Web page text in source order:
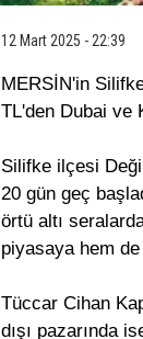
12 Mart 2025 - 22:39
MERSİN'in
TL'den Dubai ve
Silifke ilçesi
20 gün geç
örtü altı
piyasaya hem de
Tüccar Cihan
dışı pazarında